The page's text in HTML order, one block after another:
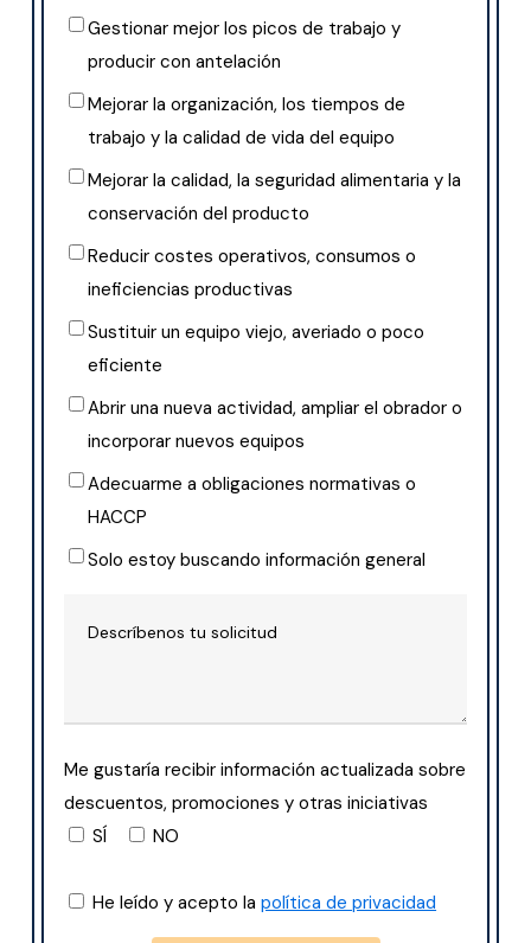
Gestionar mejor los picos de trabajo y
producir con antelación
Mejorar la organización, los tiempos de
trabajo y la calidad de vida del equipo
Mejorar la calidad, la seguridad alimentaria y la
conservación del producto
Reducir costes operativos, consumos o
ineficiencias productivas
Sustituir un equipo viejo, averiado o poco
eficiente
Abrir una nueva actividad, ampliar el obrador o
incorporar nuevos equipos
Adecuarme a obligaciones normativas o
HACCP
Solo estoy buscando información general
Me gustaría recibir información actualizada sobre
descuentos, promociones y otras iniciativas
SÍ
NO
He leído y acepto lapolítica de privacidad